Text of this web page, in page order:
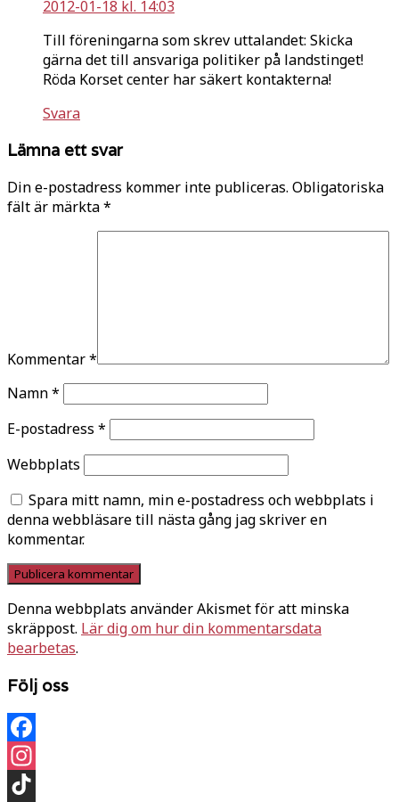
2012-01-18 kl. 14:03
Till föreningarna som skrev uttalandet: Skicka
gärna det till ansvariga politiker på landstinget!
Röda Korset center har säkert kontakterna!
Svara
Lämna ett svar
Din e-postadress kommer inte publiceras. Obligatoriska
fält är märkta*
Kommentar*
Namn*
E-postadress *
Webbplats
Spara mitt namn, min e-postadress och webbplats i
denna webbläsare till nästa gång jag skriver en
kommentar.
Denna webbplats använder Akismet för att minska
skräppost. Lär dig om hur din kommentarsdata
bearbetas.
Följ oss
Facebook
Instagram